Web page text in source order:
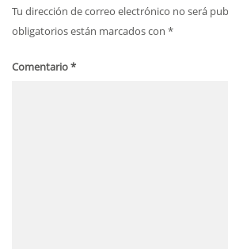
Tu dirección de correo electrónico no será
obligatorios están marcados con *
Comentario*